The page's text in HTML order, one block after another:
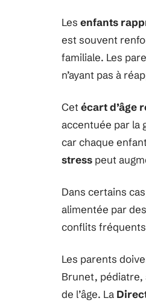
Les enfants
est souvent
familiale. Les
n’ayant pas à
Cet écart d’âge
accentuée par la
car chaque
stress peut
Dans certains
alimentée par
conflits
Les parents
Brunet, pédiatre,
de l’âge. La